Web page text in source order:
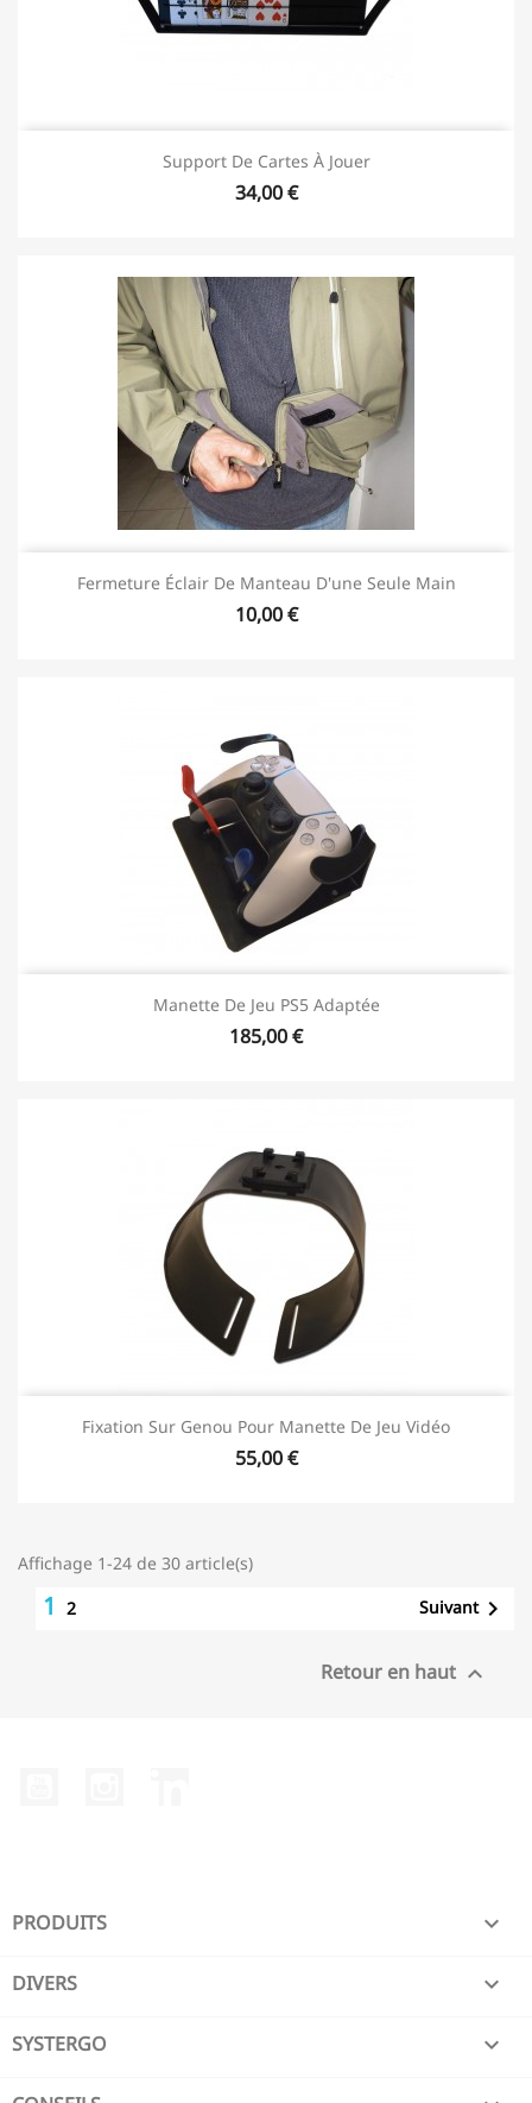
Support De Cartes À Jouer
34,00 €
Fermeture Éclair De Manteau D'une Seule Main
10,00 €
Manette De Jeu PS5 Adaptée
185,00 €
Fixation Sur Genou Pour Manette De Jeu Vidéo
55,00 €
Affichage 1-24 de 30 article(s)
1 2 Suivant
Retour en haut 
PRODUITS 
DIVERS 
SYSTERGO 